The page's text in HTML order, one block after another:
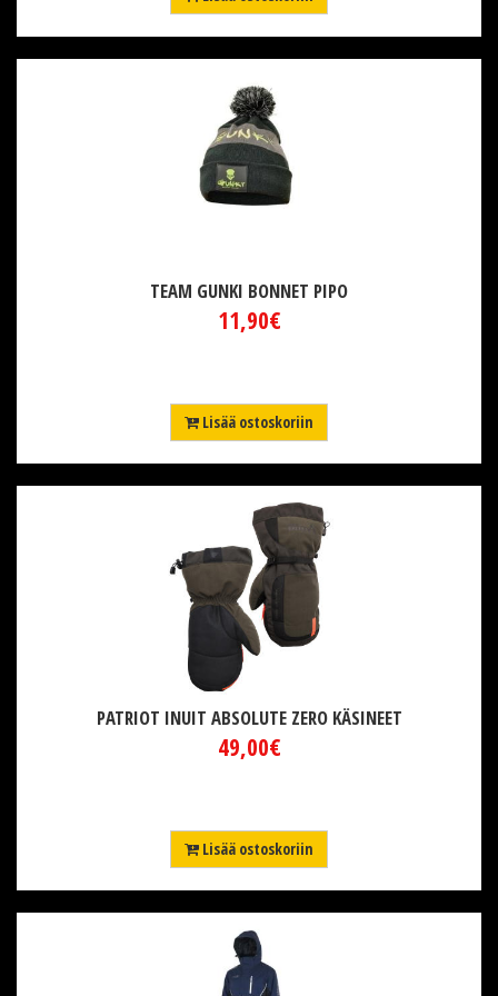
TEAM GUNKI BONNET PIPO
11,90€
Lisää ostoskoriin
PATRIOT INUIT ABSOLUTE ZERO KÄSINEET
49,00€
Lisää ostoskoriin